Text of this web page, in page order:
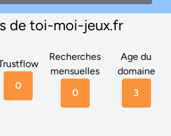
de toi-moi-jeux.fr
0
Recherches
mensuelles
0
Age du
domaine
3